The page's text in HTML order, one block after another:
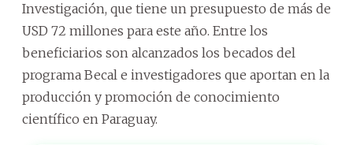
Investigación, que tiene un presupuesto de más de
USD 72 millones para este año. Entre los
beneficiarios son alcanzados los becados del
programa Becal e investigadores que aportan en la
producción y promoción de conocimiento
científico en Paraguay.